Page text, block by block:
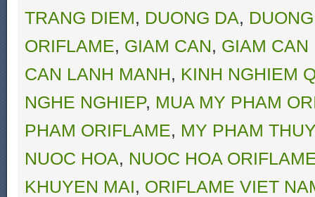
TRANG DIEM, DUONG DA,
ORIFLAME, GIAM CAN, GIAM CAN
CAN LANH MANH, KINH NGHIEM
NGHE NGHIEP, MUA MY PHAM
PHAM ORIFLAME, MY PHAM
NUOC HOA, NUOC HOA
KHUYEN MAI, ORIFLAME VIET